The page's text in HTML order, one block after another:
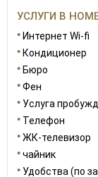
УСЛУГИ В
Интернет Wi-fi
Кондиционер
Бюро
Фен
Услуга
Телефон
ЖК-телевизор
чайник
Удобства (по